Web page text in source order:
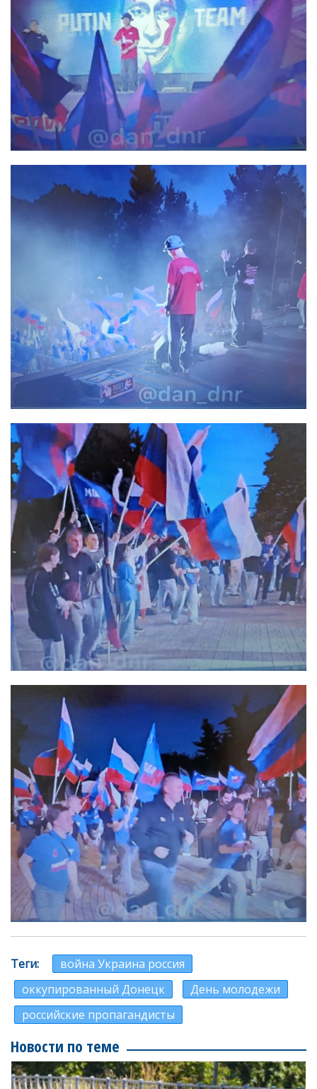
Теги
война Украина россия
оккупированный Донецк
День молодежи
российские пропагандисты
Новости по теме